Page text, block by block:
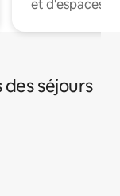
et d'espaces
séjours